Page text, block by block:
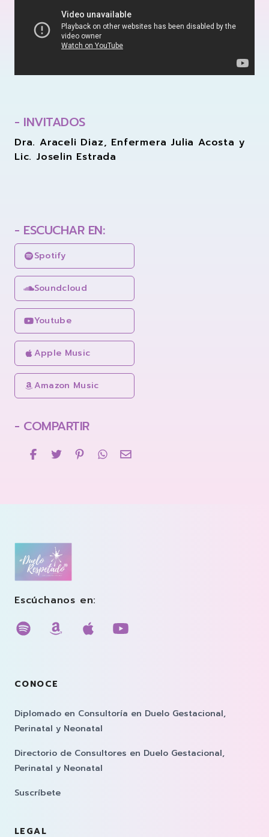
- INVITADOS
Dra. Araceli Diaz, Enfermera Julia Acosta y
Lic. Joselin Estrada
- ESCUCHAR EN:
Spotify
Soundcloud
Youtube
Apple Music
Amazon Music
- COMPARTIR
Duelo Respetado Podcast con Georgina González
Escúchanos en:
Escúchanos en spotify
Escúchanos en amazon music
Escúchanos en apple
Escúchanos en
CONOCE
Diplomado en Consultoría en Duelo Gestacional,
Perinatal y Neonatal
Directorio de Consultores en Duelo Gestacional,
Perinatal y Neonatal
Suscríbete
LEGAL